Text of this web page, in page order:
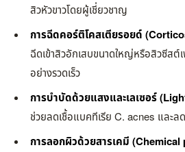
สิวหัวขาวโดยผู้เชี่ยวชาญ
การฉีดคอร์ติโคสเตียรอยด์
ฉีดเข้าสิวอักเสบขนาดใหญ่หรือสิวซีสต์
อย่างรวดเร็ว
การบำบัดด้วยแสงและเลเซอร์
ช่วยลดเชื้อแบคทีเรีย C. acnes และล
การลอกผิวด้วยสารเคมี (Chemical